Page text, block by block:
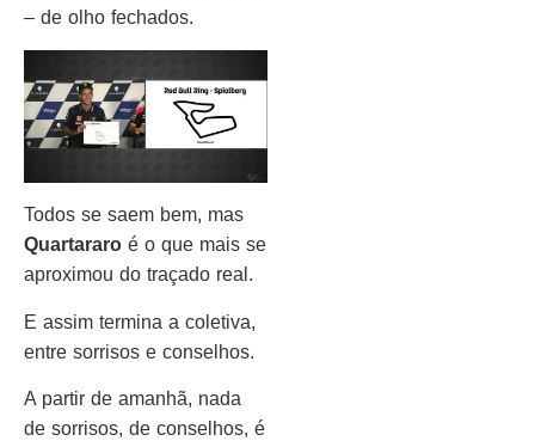
– de olho fechados.
Todos se saem bem, mas
Quartararo é o que mais se
aproximou do traçado real.
E assim termina a coletiva,
entre sorrisos e conselhos.
A partir de amanhã, nada
de sorrisos, de conselhos, é